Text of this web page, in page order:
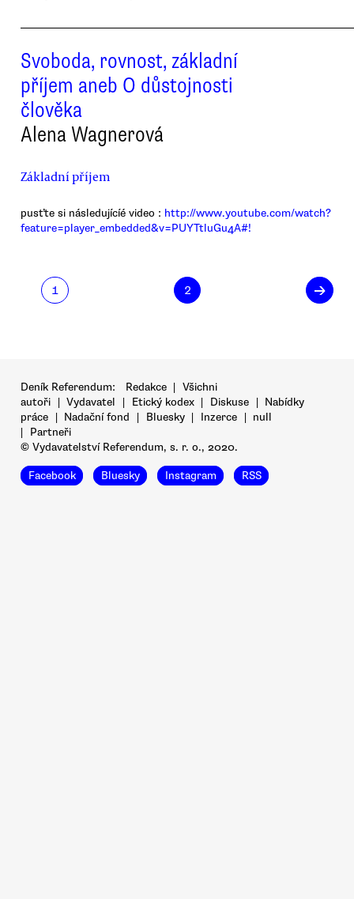
Svoboda, rovnost, základní
příjem aneb O důstojnosti
člověka
Alena Wagnerová
Základní příjem
pusťte si následujícíé video : http://www.youtube.com/watch?
feature=player_embedded&v=PUYTtluGu4A#!
1 2 →
Deník Referendum: Redakce | Všichni
autoři | Vydavatel | Etický kodex | Diskuse | Nabídky
práce | Nadační fond | Bluesky | Inzerce | null
|
Partneři
© Vydavatelství Referendum, s. r. o., 2020.
Facebook Bluesky Instagram RSS